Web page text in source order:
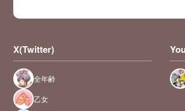
X(Twitter)
全年齢
乙女